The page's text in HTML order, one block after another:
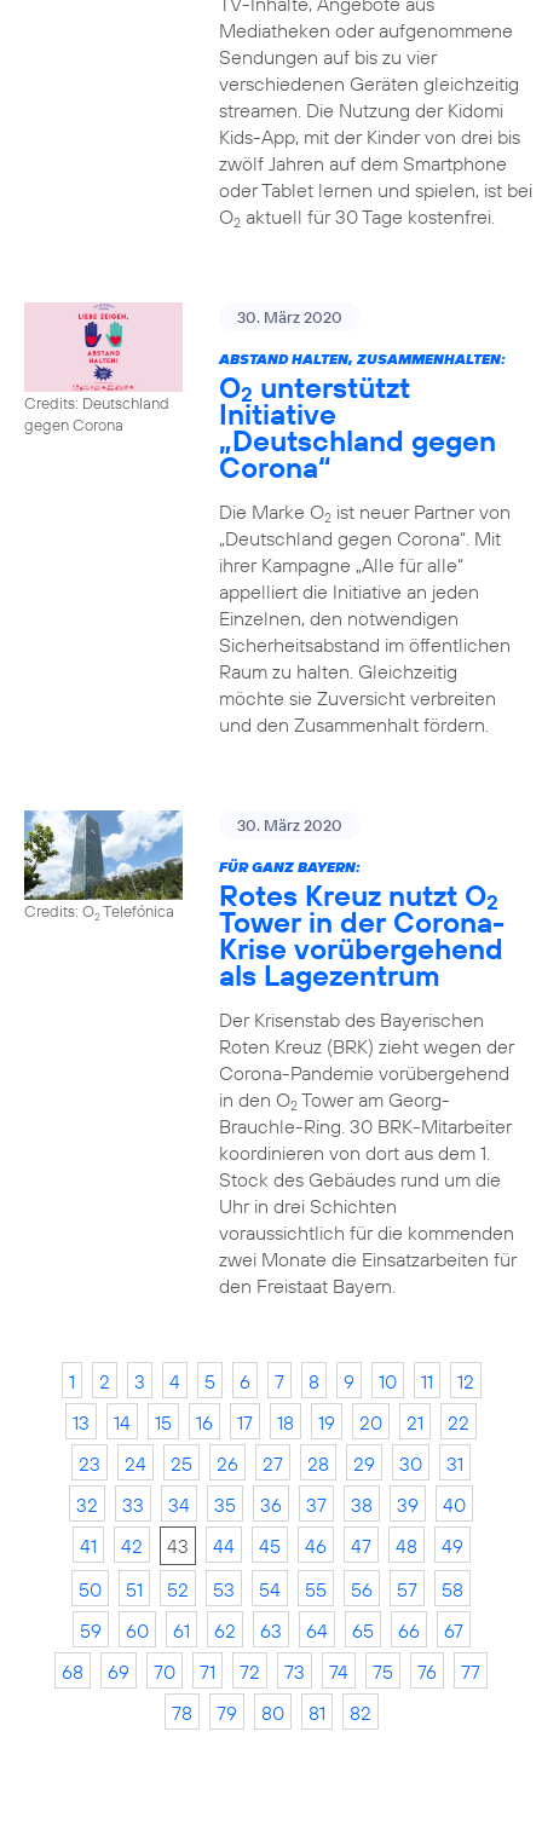
Mediatheken oder aufgenommene
Sendungen auf bis zu vier
verschiedenen Geräten gleichzeitig
streamen. Die Nutzung der Kidomi
Kids-App, mit der Kinder von drei bis
zwölf Jahren auf dem Smartphone
oder Tablet lernen und spielen, ist bei
O2aktuell für 30 Tage kostenfrei.
Credits: Deutschland
gegen Corona
30. März 2020
ABSTAND HALTEN, ZUSAMMENHALTEN:
O2 unterstützt
Initiative
„Deutschland gegen
Corona“
Die Marke O2ist neuer Partner von
„Deutschland gegen Corona“. Mit
ihrer Kampagne „Alle für alle“
appelliert die Initiative an jeden
Einzelnen, den notwendigen
Sicherheitsabstand im öffentlichen
Raum zu halten. Gleichzeitig
möchte sie Zuversicht verbreiten
und den Zusammenhalt fördern.
Credits: O2Telefónica
30. März 2020
FÜR GANZ BAYERN:
Rotes Kreuz nutzt O2
Tower in der Corona-
Krise vorübergehend
als Lagezentrum
Der Krisenstab des Bayerischen
Roten Kreuz (BRK) zieht wegen der
Corona-Pandemie vorübergehend
in den O2Tower am Georg-
Brauchle-Ring. 30 BRK-Mitarbeiter
koordinieren von dort aus dem 1.
Stock des Gebäudes rund um die
Uhr in drei Schichten
voraussichtlich für die kommenden
zwei Monate die Einsatzarbeiten für
den Freistaat Bayern.
1 2 3 4 5 6 7 8 9 10 11
12
13
14 15 16 17 18 19 20 21
22
23
24 25 26 27 28 29 30
31
32
33 34 35 36 37 38 39
40
41
42 43 44 45 46 47 48
49
50
51 52 53 54 55 56 57
58
59
60 61 62 63 64 65 66
67
68
69 70 71 72 73 74 75 76
77
78
79 80 81 82